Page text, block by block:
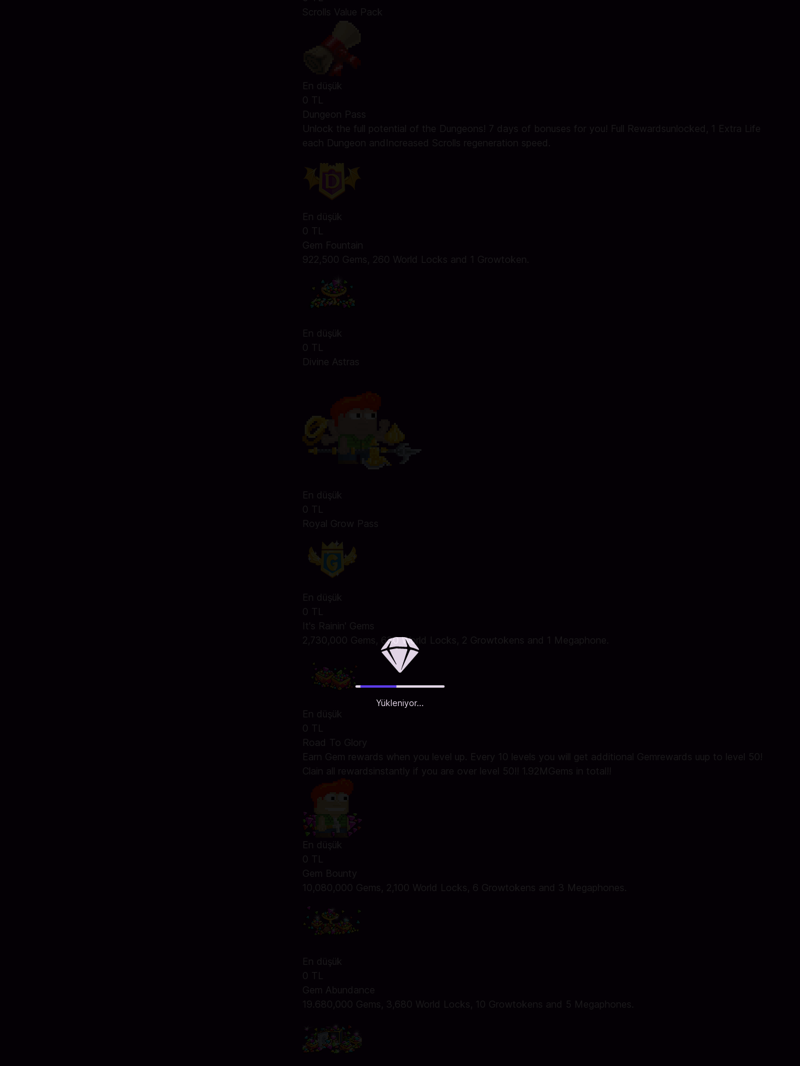
Yükleniyor...
Scrolls Value Pack
En düşük
0 TL
Dungeon Pass
Unlock the full potential of the Dungeons! 7 days of bonuses for you! Full Rewardsunlocked, 1 Extra Life
each Dungeon andIncreased Scrolls regeneration speed.
En düşük
0 TL
Gem Fountain
922,500 Gems, 260 World Locks and 1 Growtoken.
En düşük
0 TL
Divine Astras
En düşük
0 TL
Royal Grow Pass
En düşük
0 TL
It's Rainin' Gems
2,730,000 Gems, 630 World Locks, 2 Growtokens and 1 Megaphone.
En düşük
0 TL
Road To Glory
Earn Gem rewards when you level up. Every 10 levels you will get additional Gemrewards uup to level 50!
Clain all rewardsinstantly if you are over level 50!! 1.92MGems in total!!
En düşük
0 TL
Gem Bounty
10,080,000 Gems, 2,100 World Locks, 6 Growtokens and 3 Megaphones.
En düşük
0 TL
Gem Abundance
19.680,000 Gems, 3,680 World Locks, 10 Growtokens and 5 Megaphones.